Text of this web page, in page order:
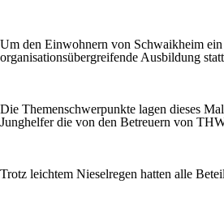
Um den Einwohnern von Schwaikheim
organisationsübergreifende Ausbildung
Die Themenschwerpunkte lagen dieses
Junghelfer die von den Betreuern von
Trotz leichtem Nieselregen hatten alle